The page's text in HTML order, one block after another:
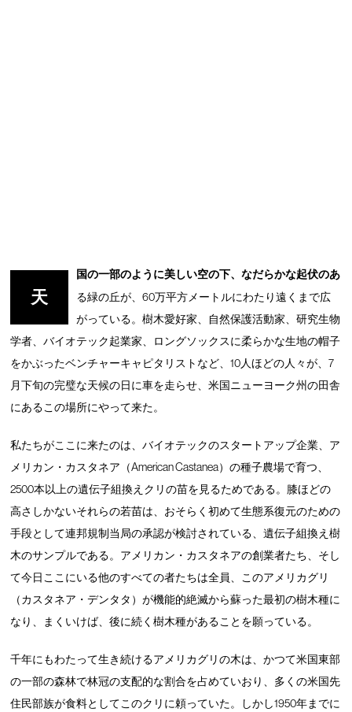
天
国の一部のように美しい空の下、なだらかな起伏のあ
る緑の丘が、60万平方メートルにわたり遠くまで広
がっている。樹木愛好家、自然保護活動家、研究生物
学者、バイオテック起業家、ロングソックスに柔らかな生地の帽子
をかぶったベンチャーキャピタリストなど、10人ほどの人々が、7
月下旬の完璧な天候の日に車を走らせ、米国ニューヨーク州の田舎
にあるこの場所にやって来た。
私たちがここに来たのは、バイオテックのスタートアップ企業、ア
メリカン・カスタネア（American Castanea）の種子農場で育つ、
2500本以上の遺伝子組換えクリの苗を見るためである。膝ほどの
高さしかないそれらの若苗は、おそらく初めて生態系復元のための
手段として連邦規制当局の承認が検討されている、遺伝子組換え樹
木のサンプルである。アメリカン・カスタネアの創業者たち、そし
て今日ここにいる他のすべての者たちは全員、このアメリカグリ
（カスタネア・デンタタ）が機能的絶滅から蘇った最初の樹木種に
なり、まくいけば、後に続く樹木種があることを願っている。
千年にもわたって生き続けるアメリカグリの木は、かつて米国東部
の一部の森林で林冠の支配的な割合を占めていおり、多くの米国先
住民部族が食料としてこのクリに頼っていた。しかし1950年までに